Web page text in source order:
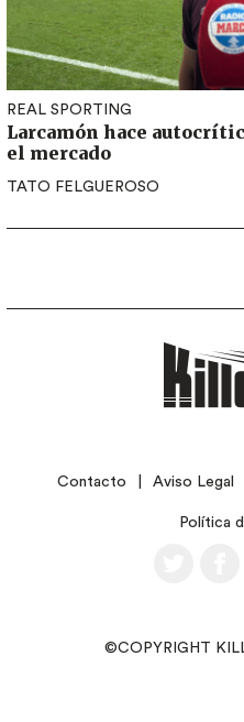
REAL SPORTING
Larcamón hace
el mercado
TATO FELGUEROSO
LEGALContacto Aviso Legal
Política
©COPYRIGHT